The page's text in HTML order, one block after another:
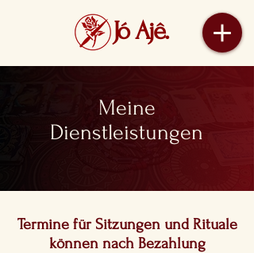
Jó Ajê.
Meine
Dienstleistungen
Termine für Sitzungen und Rituale
können nach Bezahlung